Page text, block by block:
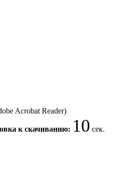
Acrobat Reader)
к скачиванию: 10 сек.